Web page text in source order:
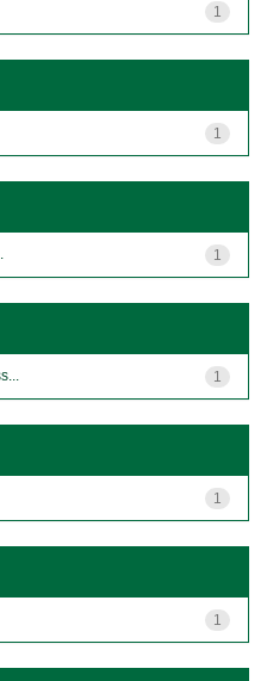
1
1
1
1
1
1